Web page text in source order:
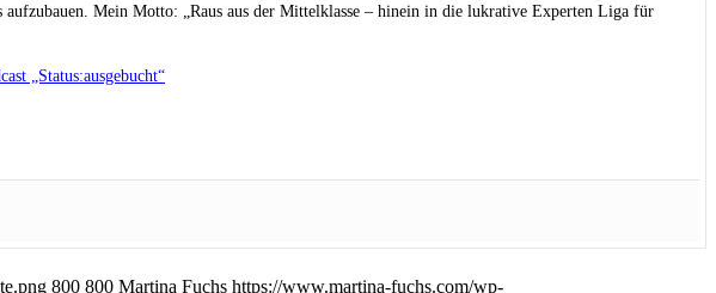
Mein Motto: „Raus aus der Mittelklasse – hinein in die lukrative Experten Liga für
„Status:ausgebucht“
800 800 Martina Fuchs https://www.martina-fuchs.com/wp-